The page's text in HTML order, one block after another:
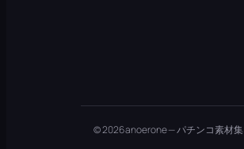
© 2026 anoerone — パチンコ素材集